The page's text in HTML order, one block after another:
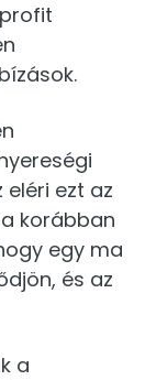
eléri ezt az
korábban
egy ma
és az
a